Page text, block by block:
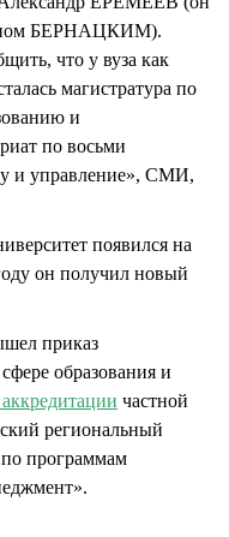
БЕРНАЦКИМ).
что у вуза как
магистратура по
и
по восьми
и управление», СМИ,
появился на
он получил новый
приказ
образования и
частной
региональный
программам